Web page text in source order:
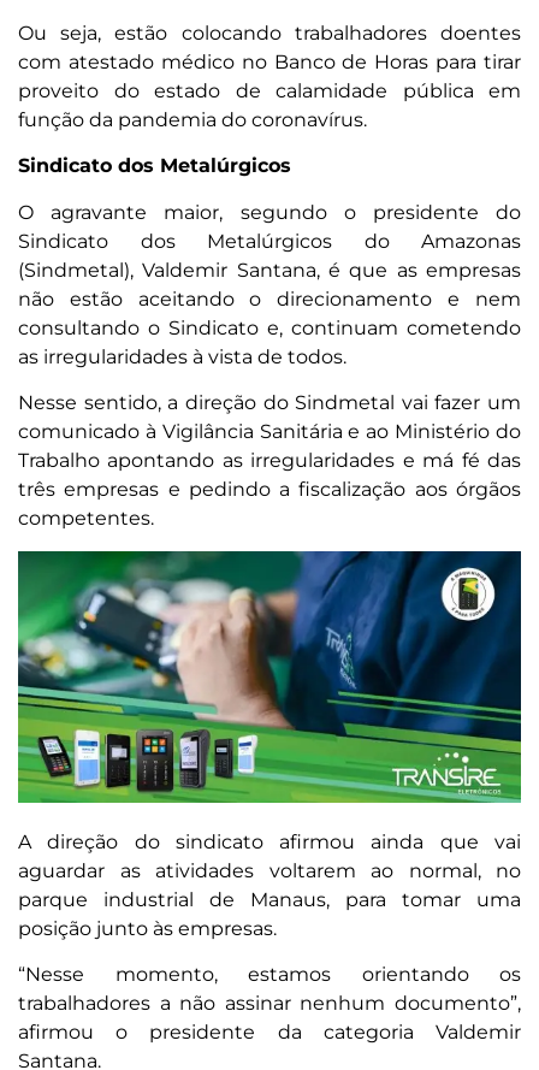
Ou seja, estão colocando trabalhadores doentes
com atestado médico no Banco de Horas para tirar
proveito do estado de calamidade pública em
função da pandemia do coronavírus.
Sindicato dos Metalúrgicos
O agravante maior, segundo o presidente do
Sindicato dos Metalúrgicos do Amazonas
(Sindmetal), Valdemir Santana, é que as empresas
não estão aceitando o direcionamento e nem
consultando o Sindicato e, continuam cometendo
as irregularidades à vista de todos.
Nesse sentido, a direção do Sindmetal vai fazer um
comunicado à Vigilância Sanitária e ao Ministério do
Trabalho apontando as irregularidades e má fé das
três empresas e pedindo a fiscalização aos órgãos
competentes.
A direção do sindicato afirmou ainda que vai
aguardar as atividades voltarem ao normal, no
parque industrial de Manaus, para tomar uma
posição junto às empresas.
“Nesse momento, estamos orientando os
trabalhadores a não assinar nenhum documento”,
afirmou o presidente da categoria Valdemir
Santana.